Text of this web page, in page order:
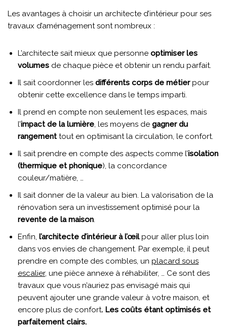
Les avantages à choisir un architecte d’intérieur pour ses
travaux d’aménagement sont nombreux :
L’architecte sait mieux que personne optimiser les
volumes de chaque pièce et obtenir un rendu parfait.
Il sait coordonner les différents corps de métierpour
obtenir cette excellence dans le temps imparti.
Il prend en compte non seulement les espaces, mais
l’impact de la lumière , les moyens de gagner du
rangement tout en optimisant la circulation, le confort.
Il sait prendre en compte des aspects comme l’isolation
(thermique et phonique), la concordance
couleur/matière, …
Il sait donner de la valeur au bien. La valorisation de la
rénovation sera un investissement optimisé pour la
revente de la maison
Enfin, l’architecte d’intérieur à l’œilpour aller plus loin
dans vos envies de changement. Par exemple, il peut
prendre en compte des combles, un placard sous
escalier, une pièce annexe à réhabiliter, … Ce sont des
travaux que vous n’auriez pas envisagé mais qui
peuvent ajouter une grande valeur à votre maison, et
encore plus de confort. Les coûts étant optimisés et
parfaitement clairs.